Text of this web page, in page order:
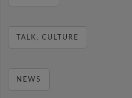
TALK, CULTURE
NEWS